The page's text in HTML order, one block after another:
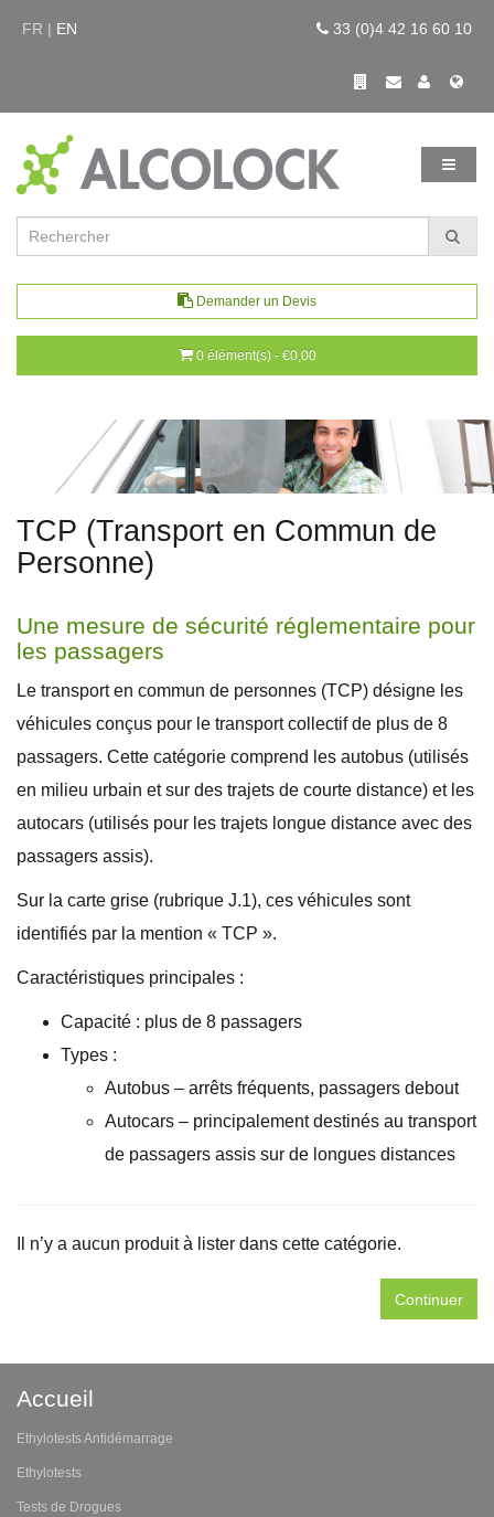
FR | EN 33 (0)4 42 16 60 10
Demander un Devis
0 élément(s) - €0,00
TCP (Transport en Commun de
Personne)
Une mesure de sécurité réglementaire pour
les passagers
Le transport en commun de personnes (TCP) désigne les
véhicules conçus pour le transport collectif de plus de 8
passagers. Cette catégorie comprend les autobus (utilisés
en milieu urbain et sur des trajets de courte distance) et les
autocars (utilisés pour les trajets longue distance avec des
passagers assis).
Sur la carte grise (rubrique J.1), ces véhicules sont
identifiés par la mention « TCP ».
Caractéristiques principales :
Capacité : plus de 8 passagers
Types :
Autobus – arrêts fréquents, passagers debout
Autocars – principalement destinés au transport
de passagers assis sur de longues distances
Il n’y a aucun produit à lister dans cette catégorie.
Continuer
Accueil
Ethylotests Antidémarrage
Ethylotests
Tests de Drogues